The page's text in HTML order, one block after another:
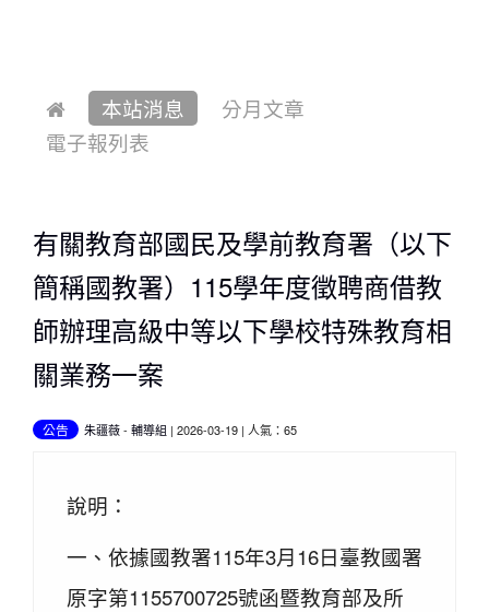
本站消息
分月文章
電子報列表
有關教育部國民及學前教育署（以下
簡稱國教署）115學年度徵聘商借教
師辦理高級中等以下學校特殊教育相
關業務一案
公告 朱疆薇- 輔導組 | 2026-03-19 | 人氣：65
說明：
一、依據國教署115年3月16日臺教國署
原字第1155700725號函暨教育部及所